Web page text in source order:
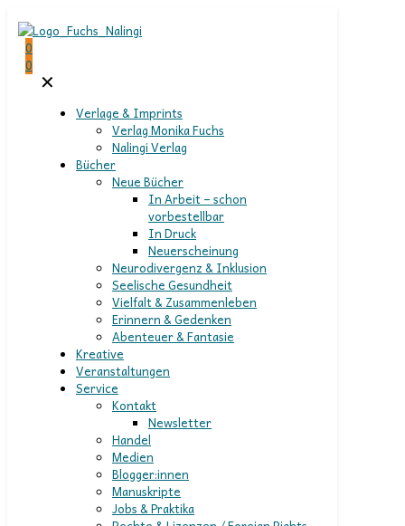
0
0
✕
Verlage & Imprints
Verlag Monika Fuchs
Nalingi Verlag
Bücher
Neue Bücher
In Arbeit – schon
vorbestellbar
In Druck
Neuerscheinung
Neurodivergenz & Inklusion
Seelische Gesundheit
Vielfalt & Zusammenleben
Erinnern & Gedenken
Abenteuer & Fantasie
Kreative
Veranstaltungen
Service
Kontakt
Newsletter
Handel
Medien
Blogger:innen
Manuskripte
Jobs & Praktika